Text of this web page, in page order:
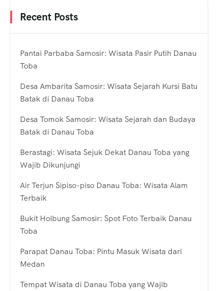
Recent Posts
Pantai Parbaba Samosir: Wisata Pasir Putih Danau
Toba
Desa Ambarita Samosir: Wisata Sejarah Kursi Batu
Batak di Danau Toba
Desa Tomok Samosir: Wisata Sejarah dan Budaya
Batak di Danau Toba
Berastagi: Wisata Sejuk Dekat Danau Toba yang
Wajib Dikunjungi
Air Terjun Sipiso-piso Danau Toba: Wisata Alam
Terbaik
Bukit Holbung Samosir: Spot Foto Terbaik Danau
Toba
Parapat Danau Toba: Pintu Masuk Wisata dari
Medan
Tempat Wisata di Danau Toba yang Wajib